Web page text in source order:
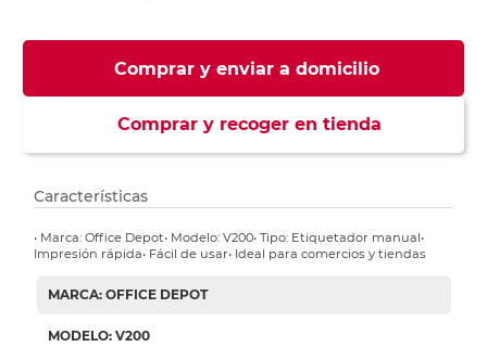
Comprar y enviar a domicilio
Comprar y recoger en tienda
Características
• Marca: Office Depot• Modelo: V200• Tipo: Etiquetador manual•
Impresión rápida• Fácil de usar• Ideal para comercios y tiendas
MARCA: OFFICE DEPOT
MODELO: V200